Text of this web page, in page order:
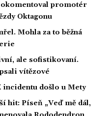
okomentoval promotér
Oktagonu
Mohla za to běžná
ale sofistikovaní.
vítězové
incidentu došlo u Mety
hit: Píseň „Veď mě dál,